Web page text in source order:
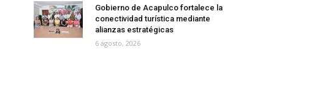
Gobierno de Acapulco fortalece la
conectividad turística mediante
alianzas estratégicas
6 agosto, 2026